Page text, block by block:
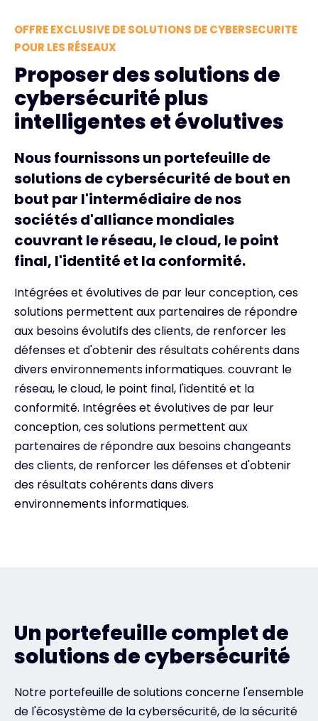
OFFRE EXCLUSIVE DE SOLUTIONS DE CYBERSECURITE
POUR LES RÉSEAUX
Proposer des solutions de
cybersécurité plus
intelligentes et évolutives
Nous fournissons un portefeuille de
solutions de cybersécurité de bout en
bout par l'intermédiaire de nos
sociétés d'alliance mondiales
couvrant le réseau, le cloud, le point
final, l'identité et la conformité.
Intégrées et évolutives de par leur conception, ces
solutions permettent aux partenaires de répondre
aux besoins évolutifs des clients, de renforcer les
défenses et d'obtenir des résultats cohérents dans
divers environnements informatiques. couvrant le
réseau, le cloud, le point final, l'identité et la
conformité. Intégrées et évolutives de par leur
conception, ces solutions permettent aux
partenaires de répondre aux besoins changeants
des clients, de renforcer les défenses et d'obtenir
des résultats cohérents dans divers
environnements informatiques.
Un portefeuille complet de
solutions de cybersécurité
Notre portefeuille de solutions concerne l'ensemble
de l'écosystème de la cybersécurité, de la sécurité